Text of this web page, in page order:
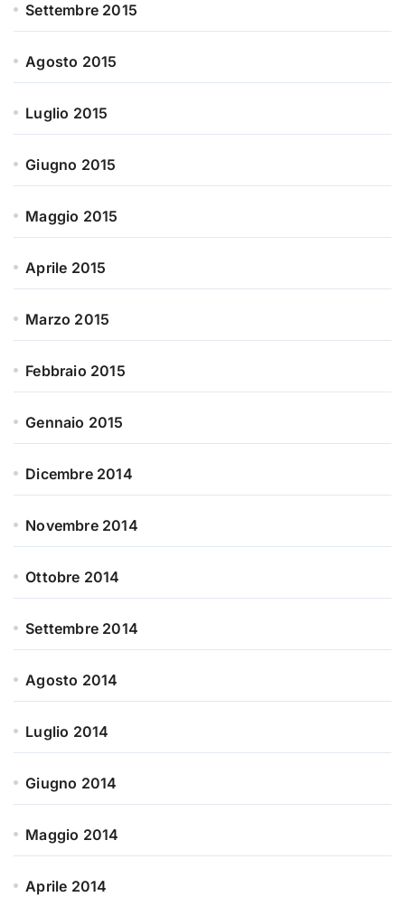
Settembre 2015
Agosto 2015
Luglio 2015
Giugno 2015
Maggio 2015
Aprile 2015
Marzo 2015
Febbraio 2015
Gennaio 2015
Dicembre 2014
Novembre 2014
Ottobre 2014
Settembre 2014
Agosto 2014
Luglio 2014
Giugno 2014
Maggio 2014
Aprile 2014